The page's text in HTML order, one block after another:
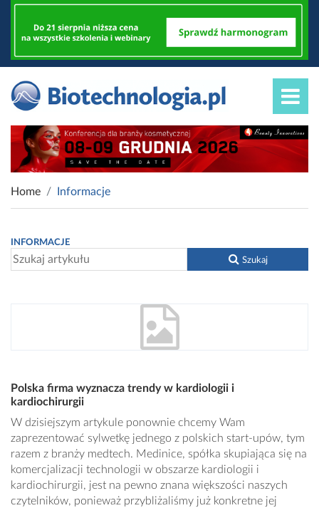
Home Informacje
INFORMACJE
Szukaj
Polska firma wyznacza trendy w kardiologii i
kardiochirurgii
W dzisiejszym artykule ponownie chcemy Wam
zaprezentować sylwetkę jednego z polskich start-upów, tym
razem z branży medtech. Medinice, spółka skupiająca się na
komercjalizacji technologii w obszarze kardiologii i
kardiochirurgii, jest na pewno znana większości naszych
czytelników, ponieważ przybliżaliśmy już konkretne jej